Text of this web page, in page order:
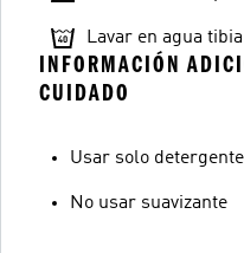
Lavar en agua tibia
INFORMACIÓN
CUIDADO
Usar solo
No usar suavizante